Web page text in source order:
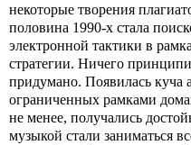
некоторые творения
половина 1990-х стала
электронной тактики в
стратегии. Ничего
придумано. Появилась куча
ограниченных рамками
не менее, получались
музыкой стали заниматься